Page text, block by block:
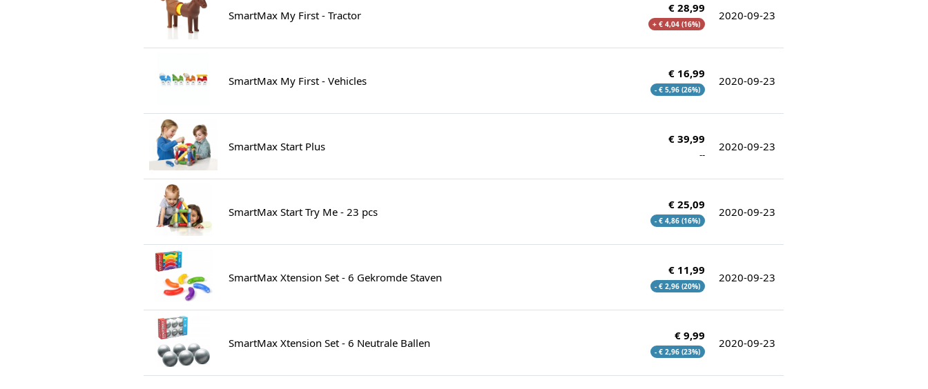
SmartMax My First - Tractor
€ 28,99
+ € 4,04 (16%)
2020-09-23
SmartMax My First - Vehicles
€ 16,99
- € 5,96 (26%)
2020-09-23
SmartMax Start Plus
€ 39,99
--
2020-09-23
SmartMax Start Try Me - 23 pcs
€ 25,09
- € 4,86 (16%)
2020-09-23
SmartMax Xtension Set - 6 Gekromde Staven
€ 11,99
- € 2,96 (20%)
2020-09-23
SmartMax Xtension Set - 6 Neutrale Ballen
€ 9,99
- € 2,96 (23%)
2020-09-23